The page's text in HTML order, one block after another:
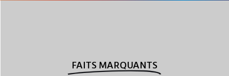
FAITS MARQUANTS